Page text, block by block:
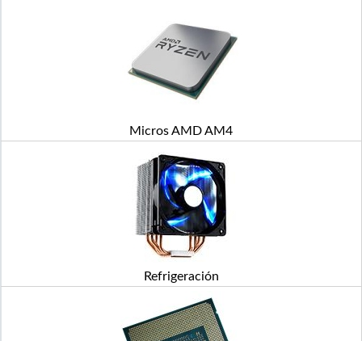
Micros AMD AM4
Refrigeración